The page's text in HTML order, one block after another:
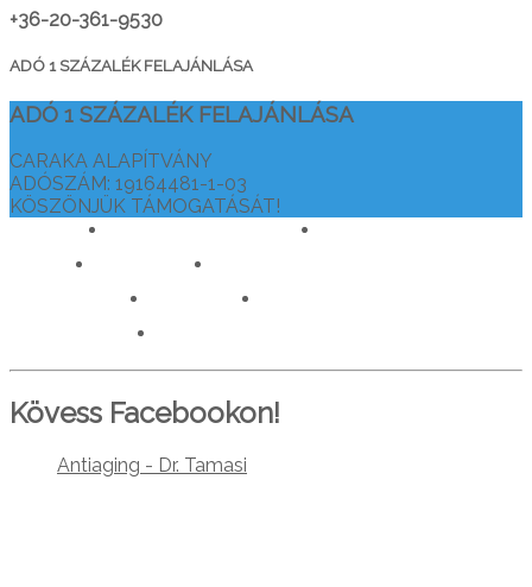
+36-20-361-9530
ADÓ 1 SZÁZALÉK FELAJÁNLÁSA
ADÓ 1 SZÁZALÉK FELAJÁNLÁSA
CARAKA ALAPÍTVÁNY
ADÓSZÁM: 19164481-1-03
KÖSZÖNJÜK TÁMOGATÁSÁT!
drtamasiajurveda.hu
caraka.hu
c911.info
Kövess Facebookon!
Antiaging - Dr. Tamasi